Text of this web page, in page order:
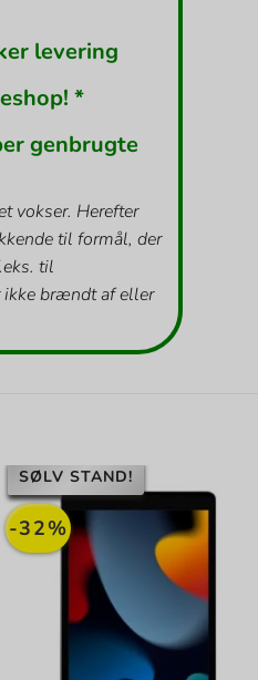
levering
*
genbrugte
vokser. Herefter
til formål, der
til
ikke brændt af eller
-32%
SØLV STAND!